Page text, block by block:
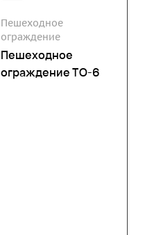
Пешеходное
ограждение
Пешеходное
ограждение ТО-6